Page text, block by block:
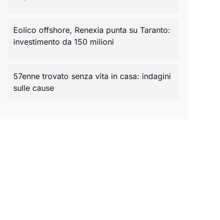
Eolico offshore, Renexia punta su Taranto:
investimento da 150 milioni
57enne trovato senza vita in casa: indagini
sulle cause